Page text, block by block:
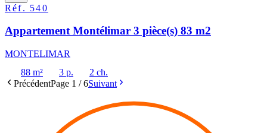
Réf. 540
Appartement Montélimar 3 pièce(s) 83 m2
MONTELIMAR
88 m²
3 p.
2 ch.
PrécédentPage 1 /6Suivant